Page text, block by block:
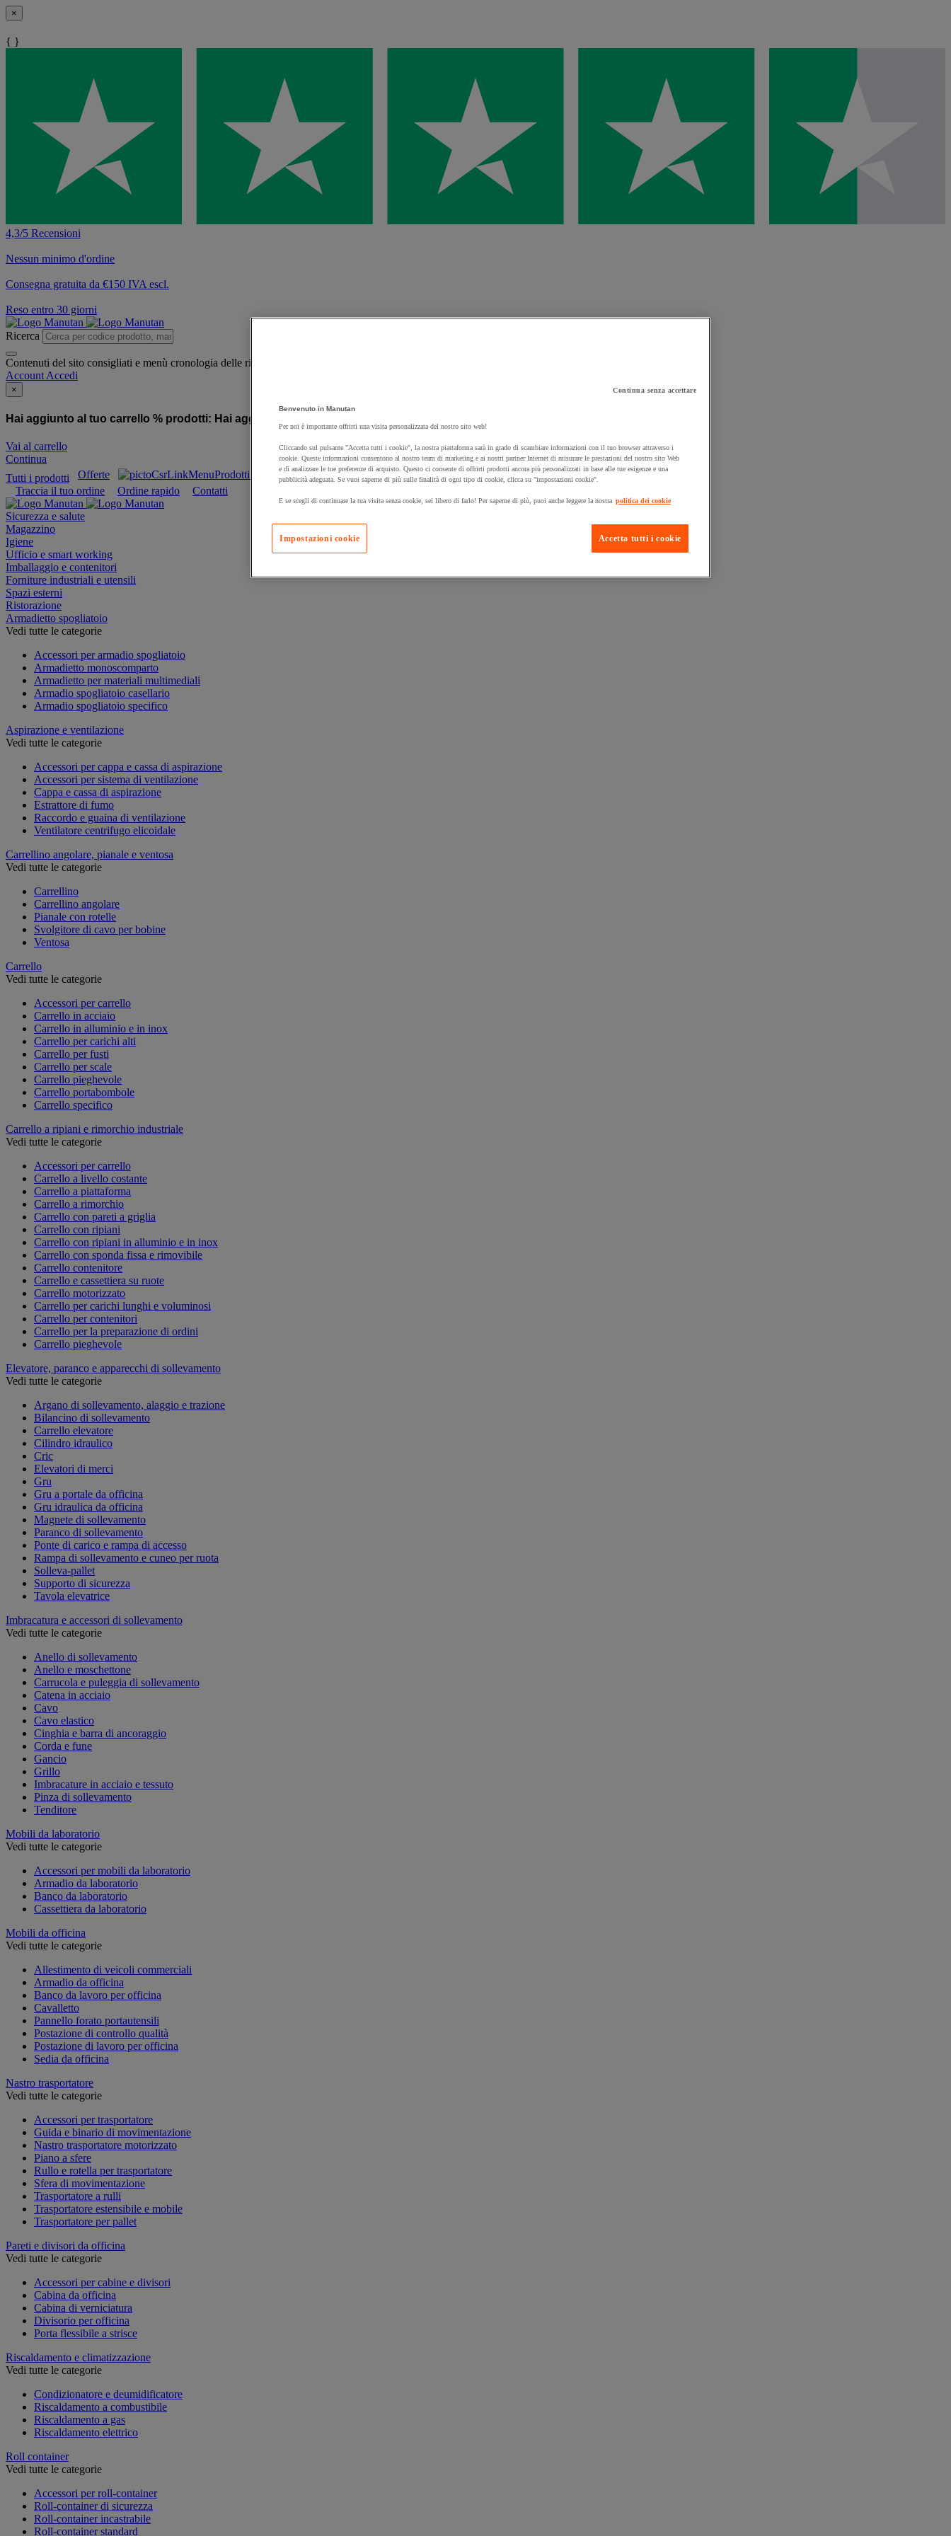
×
{ }
4,3/5 Recensioni
Nessun minimo d'ordine
Consegna gratuita da €150 IVA escl.
Reso entro 30 giorni
Ricerca
Contenuti del sito consigliati e menù cronologia delle ricerche
Account Accedi
×
Hai aggiunto al tuo carrello % prodotti: Hai aggiunto al tuo carrello un prodotto:
Vai al carrello
Continua
Tutti i prodotti
Offerte Prodotti sostenibili Manutan Expert
Prodotti in pronta consegna
Traccia il tuo ordine
Ordine rapido Contatti
Sicurezza e salute
Magazzino
Igiene
Ufficio e smart working
Imballaggio e contenitori
Forniture industriali e utensili
Spazi esterni
Ristorazione
Armadietto spogliatoio
Vedi tutte le categorie
Accessori per armadio spogliatoio
Armadietto monoscomparto
Armadietto per materiali multimediali
Armadio spogliatoio casellario
Armadio spogliatoio specifico
Aspirazione e ventilazione
Vedi tutte le categorie
Accessori per cappa e cassa di aspirazione
Accessori per sistema di ventilazione
Cappa e cassa di aspirazione
Estrattore di fumo
Raccordo e guaina di ventilazione
Ventilatore centrifugo elicoidale
Carrellino angolare, pianale e ventosa
Vedi tutte le categorie
Carrellino
Carrellino angolare
Pianale con rotelle
Svolgitore di cavo per bobine
Ventosa
Carrello
Vedi tutte le categorie
Accessori per carrello
Carrello in acciaio
Carrello in alluminio e in inox
Carrello per carichi alti
Carrello per fusti
Carrello per scale
Carrello pieghevole
Carrello portabombole
Carrello specifico
Carrello a ripiani e rimorchio industriale
Vedi tutte le categorie
Accessori per carrello
Carrello a livello costante
Carrello a piattaforma
Carrello a rimorchio
Carrello con pareti a griglia
Carrello con ripiani
Carrello con ripiani in alluminio e in inox
Carrello con sponda fissa e rimovibile
Carrello contenitore
Carrello e cassettiera su ruote
Carrello motorizzato
Carrello per carichi lunghi e voluminosi
Carrello per contenitori
Carrello per la preparazione di ordini
Carrello pieghevole
Elevatore, paranco e apparecchi di sollevamento
Vedi tutte le categorie
Argano di sollevamento, alaggio e trazione
Bilancino di sollevamento
Carrello elevatore
Cilindro idraulico
Cric
Elevatori di merci
Gru
Gru a portale da officina
Gru idraulica da officina
Magnete di sollevamento
Paranco di sollevamento
Ponte di carico e rampa di accesso
Rampa di sollevamento e cuneo per ruota
Solleva-pallet
Supporto di sicurezza
Tavola elevatrice
Imbracatura e accessori di sollevamento
Vedi tutte le categorie
Anello di sollevamento
Anello e moschettone
Carrucola e puleggia di sollevamento
Catena in acciaio
Cavo
Cavo elastico
Cinghia e barra di ancoraggio
Corda e fune
Gancio
Grillo
Imbracature in acciaio e tessuto
Pinza di sollevamento
Tenditore
Mobili da laboratorio
Vedi tutte le categorie
Accessori per mobili da laboratorio
Armadio da laboratorio
Banco da laboratorio
Cassettiera da laboratorio
Mobili da officina
Vedi tutte le categorie
Allestimento di veicoli commerciali
Armadio da officina
Banco da lavoro per officina
Cavalletto
Pannello forato portautensili
Postazione di controllo qualità
Postazione di lavoro per officina
Sedia da officina
Nastro trasportatore
Vedi tutte le categorie
Accessori per trasportatore
Guida e binario di movimentazione
Nastro trasportatore motorizzato
Piano a sfere
Rullo e rotella per trasportatore
Sfera di movimentazione
Trasportatore a rulli
Trasportatore estensibile e mobile
Trasportatore per pallet
Pareti e divisori da officina
Vedi tutte le categorie
Accessori per cabine e divisori
Cabina da officina
Cabina di verniciatura
Divisorio per officina
Porta flessibile a strisce
Riscaldamento e climatizzazione
Vedi tutte le categorie
Condizionatore e deumidificatore
Riscaldamento a combustibile
Riscaldamento a gas
Riscaldamento elettrico
Roll container
Vedi tutte le categorie
Accessori per roll-container
Roll-container di sicurezza
Roll-container incastrabile
Roll-container standard
Continua senza accettare
Benvenuto in Manutan
Per noi è importante offrirti una visita personalizzata del nostro sito web!
Cliccando sul pulsante "Accetta tutti i cookie", la nostra piattaforma sarà in grado di scambiare informazioni con il tuo browser attraverso i
cookie. Queste informazioni consentono al nostro team di marketing e ai nostri partner Internet di misurare le prestazioni del nostro sito Web
e di analizzare le tue preferenze di acquisto. Questo ci consente di offrirti prodotti ancora più personalizzati in base alle tue esigenze e una
pubblicità adeguata. Se vuoi saperne di più sulle finalità di ogni tipo di cookie, clicca su "impostazioni cookie".
E se scegli di continuare la tua visita senza cookie, sei libero di farlo! Per saperne di più, puoi anche leggere la nostra politica dei cookie
Accetta tutti i cookie
Impostazioni cookie